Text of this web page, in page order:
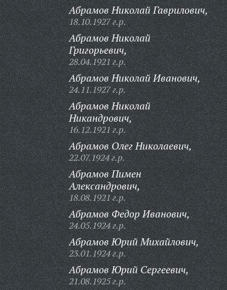
Абрамов Николай Гаврилович,
18.10.1927 г.р.
Абрамов Николай
Григорьевич,
28.04.1921 г.р.
Абрамов Николай Иванович,
24.11.1927 г.р.
Абрамов Николай
Никандрович,
16.12.1921 г.р.
Абрамов Олег Николаевич,
22.07.1924 г.р.
Абрамов Пимен
Александрович,
18.08.1921 г.р.
Абрамов Федор Иванович,
24.05.1924 г.р.
Абрамов Юрий Михайлович,
23.01.1924 г.р.
Абрамов Юрий Сергеевич,
21.08.1925 г.р.